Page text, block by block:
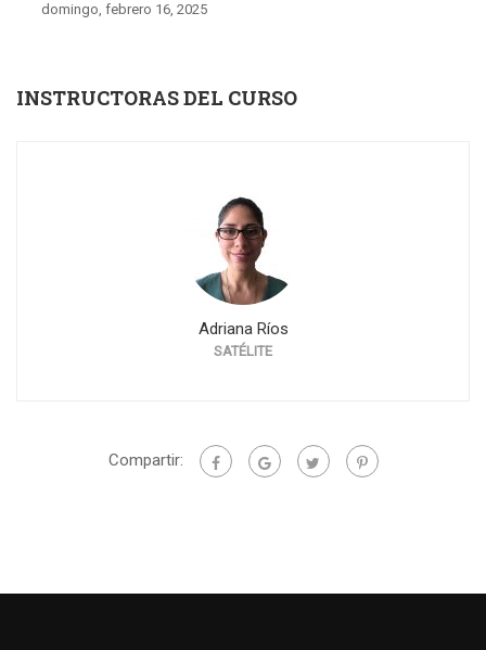
domingo, febrero 16, 2025
INSTRUCTORAS DEL CURSO
Adriana Ríos
SATÉLITE
Compartir: